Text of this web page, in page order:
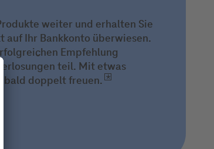
weiter und erhalten Sie
Ihr Bankkonto überwiesen.
Empfehlung
teil. Mit etwas
bald doppelt freuen.